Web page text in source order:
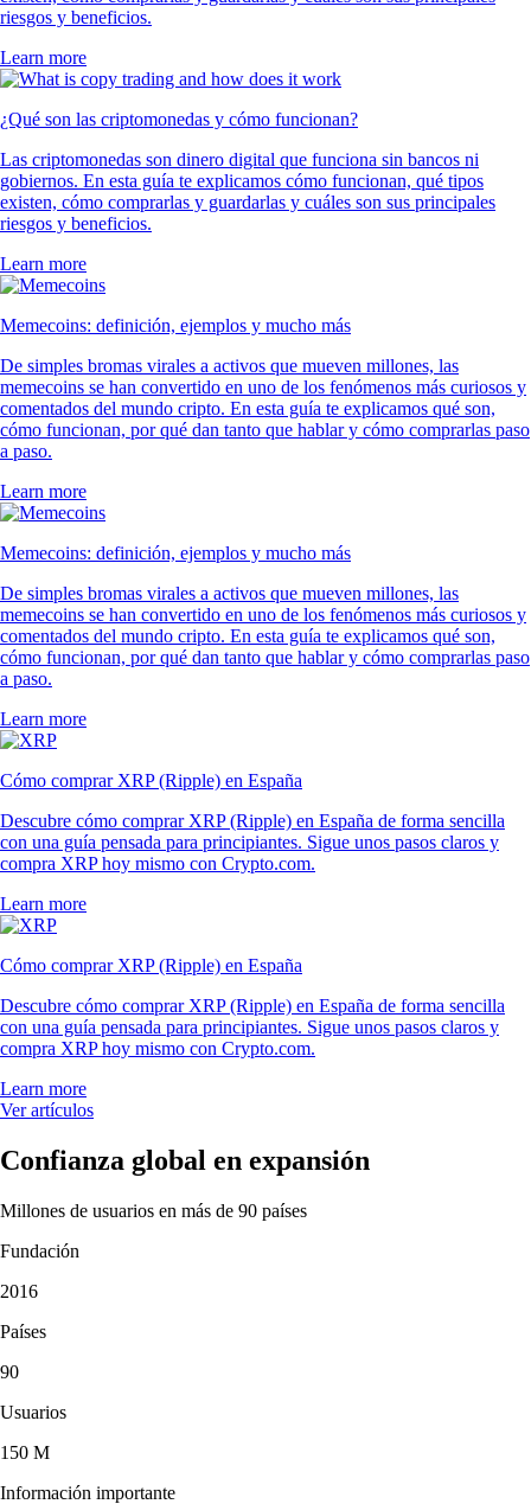
riesgos y beneficios.
Learn more
¿Qué son las criptomonedas y cómo funcionan?
Las criptomonedas son dinero digital que funciona sin bancos ni
gobiernos. En esta guía te explicamos cómo funcionan, qué tipos
existen, cómo comprarlas y guardarlas y cuáles son sus principales
riesgos y beneficios.
Learn more
Memecoins: definición, ejemplos y mucho más
De simples bromas virales a activos que mueven millones, las
memecoins se han convertido en uno de los fenómenos más curiosos y
comentados del mundo cripto. En esta guía te explicamos qué son,
cómo funcionan, por qué dan tanto que hablar y cómo comprarlas paso
a paso.
Learn more
Memecoins: definición, ejemplos y mucho más
De simples bromas virales a activos que mueven millones, las
memecoins se han convertido en uno de los fenómenos más curiosos y
comentados del mundo cripto. En esta guía te explicamos qué son,
cómo funcionan, por qué dan tanto que hablar y cómo comprarlas paso
a paso.
Learn more
Cómo comprar XRP (Ripple) en España
Descubre cómo comprar XRP (Ripple) en España de forma sencilla
con una guía pensada para principiantes. Sigue unos pasos claros y
compra XRP hoy mismo con Crypto.com.
Learn more
Cómo comprar XRP (Ripple) en España
Descubre cómo comprar XRP (Ripple) en España de forma sencilla
con una guía pensada para principiantes. Sigue unos pasos claros y
compra XRP hoy mismo con Crypto.com.
Learn more
Ver artículos
Confianza global en expansión
Millones de usuarios en más de 90 países
Fundación
2016
Países
90
Usuarios
150 M
Información importante